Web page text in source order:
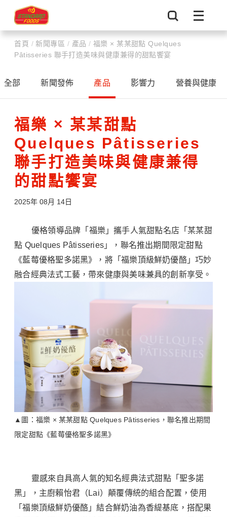
首頁 / 新聞專區 / 產品 / 福樂 × 某某甜點 Quelques
Pâtisseries 聯手打造美味與健康兼得的甜點饗宴
全部 新聞發佈 產品 影響力 營養與健康
福樂 × 某某甜點
Quelques Pâtisseries
聯手打造美味與健康兼得
的甜點饗宴
2025年 08月 14日
優格領導品牌「福樂」攜手人氣甜點名店「某某甜
點 Quelques Pâtisseries」，聯名推出期間限定甜點
《藍莓優格聖多諾黑》，將「福樂頂級鮮奶優酪」巧妙
融合經典法式工藝，帶來健康與美味兼具的創新享受。
▲ 圖：福樂 × 某某甜點 Quelques Pâtisseries，聯名推出期間
限定甜點《藍莓優格聖多諾黑》
靈感來自具高人氣的知名經典法式甜點「聖多諾
黑」，主廚賴怡君（Lai）顛覆傳統的組合配置，使用
「福樂頂級鮮奶優酪」結合鮮奶油為香緹基底，搭配果